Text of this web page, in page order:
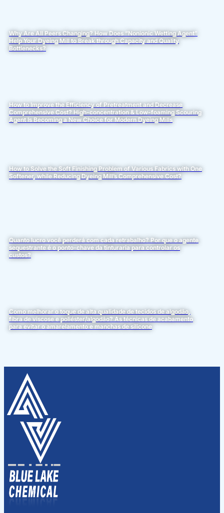
Why Are All Peers Changing? How Does “Nonionic Wetting Agent”
Help Your Dyeing Mill to Break through Capacity and Quality
Bottlenecks?
How to Improve the Efficiency of Pretreatment and Decrease
Comprehensive Cost? High-concentration & Low-foaming Scouring
Agent Is Becoming a New Choice for Modern Dyeing Mills
How to Solve the Soft Finishing Problem of Various Fabrics with One
Softener, while Reducing Dyeing Mill’s Comprehensive Cost?
Quanto lucro você perderá com cada retrabalho? Por que o agente
sequestrante é o ponto-chave da tinturaria para controlar os
custos?
Como melhorar o toque de alta qualidade de tecidos de algodão,
fibra de viscose e poliéster/algodão? As técnicas de acabamento
para evitar o amarelamento e manchas de silicone